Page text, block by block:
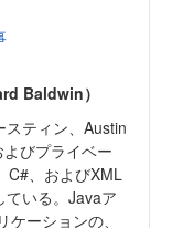
Baldwin）
スティン、Austin
びプライベー
C#、およびXML
ている。Javaア
ーションの、